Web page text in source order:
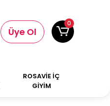
Üye Ol
0
ROSAVİE İÇ
GİYİM